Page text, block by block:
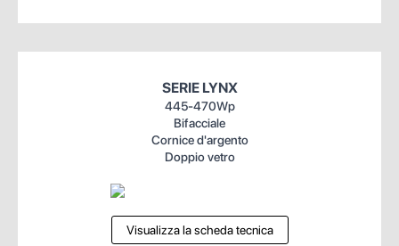
SERIE LYNX
445-470Wp
Bifacciale
Cornice d'argento
Doppio vetro
Visualizza la scheda tecnica